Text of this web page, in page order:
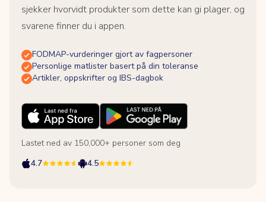
sjekker hvorvidt produkter som dette kan gi plager, og
svarene finner du i appen.
FODMAP-vurderinger gjort av fagpersoner
Personlige matlister basert på din toleranse
Artikler, oppskrifter og IBS-dagbok
Lastet ned av 150,000+ personer som deg
4.7
4.5